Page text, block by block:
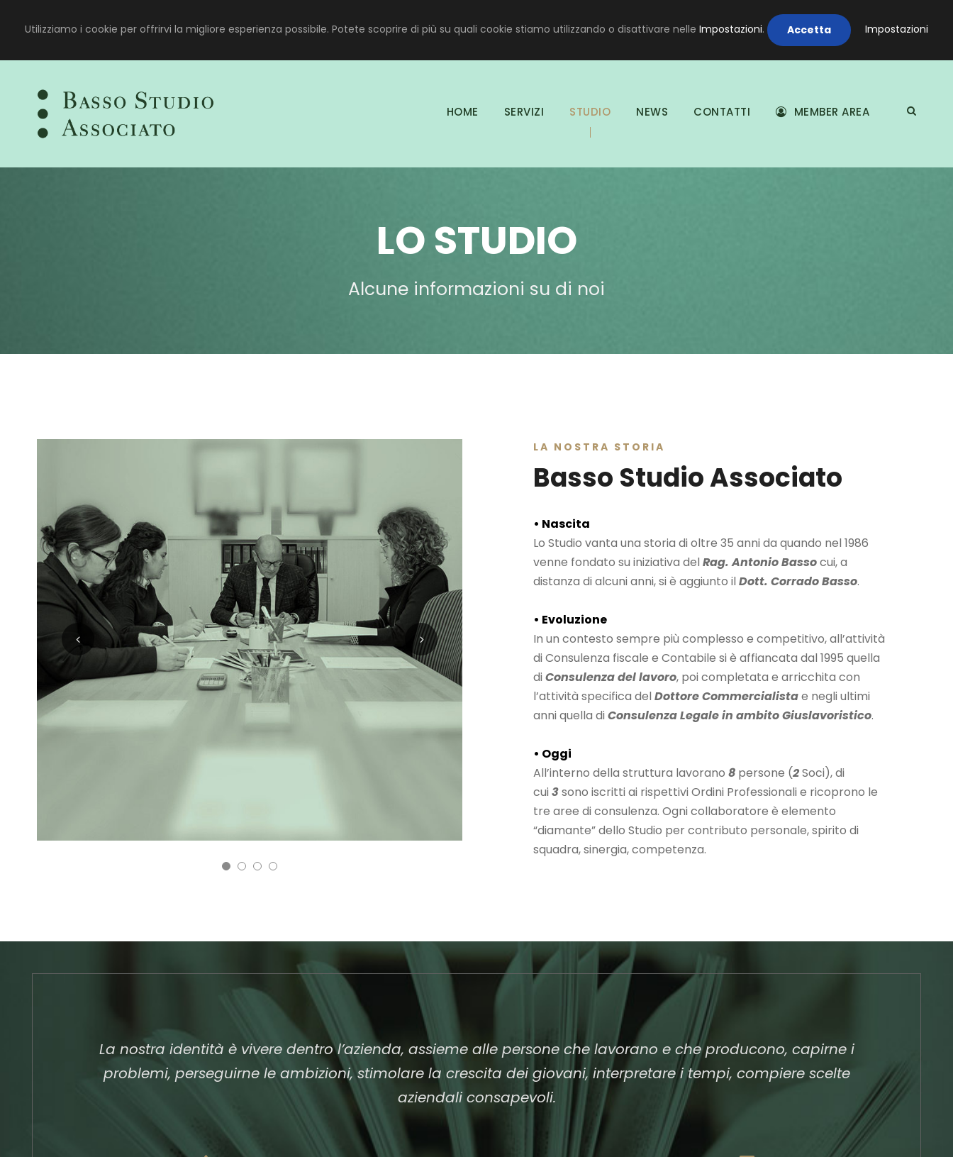
Utilizziamo i cookie per offrirvi la migliore esperienza possibile. Potete scoprire di più su quali cookie stiamo utilizzando o disattivare nelle Impostazioni. Accetta Impostazioni
HOME SERVIZI STUDIO NEWS CONTATTI MEMBER AREA
LO STUDIO
Alcune informazioni su di noi
LA NOSTRA STORIA
Basso Studio Associato
• Nascita
Lo Studio vanta una storia di oltre 35 anni da quando nel 1986
venne fondato su iniziativa del Rag. Antonio Bassocui, a
distanza di alcuni anni, si è aggiunto il Dott. Corrado Basso.
• Evoluzione
In un contesto sempre più complesso e competitivo, all’attività
di Consulenza fiscale e Contabile si è affiancata dal 1995 quella
di Consulenza del lavoro, poi completata e arricchita con
l’attività specifica del Dottore Commercialistae negli ultimi
anni quella di Consulenza Legale in ambito Giuslavoristico.
• Oggi
All’interno della struttura lavorano 8 persone (2Soci), di
cui 3sono iscritti ai rispettivi Ordini Professionali e ricoprono le
tre aree di consulenza. Ogni collaboratore è elemento
“diamante” dello Studio per contributo personale, spirito di
squadra, sinergia, competenza.
La nostra identità è vivere dentro l’azienda, assieme alle persone che lavorano e che producono, capirne i
problemi, perseguirne le ambizioni, stimolare la crescita dei giovani, interpretare i tempi, compiere scelte
aziendali consapevoli.